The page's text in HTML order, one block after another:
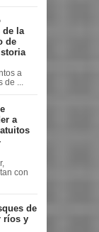
de la
de
a
...
a
con
de
ríos y